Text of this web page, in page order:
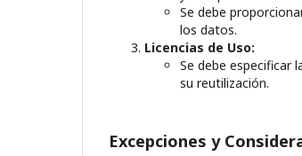
Se debe
los datos.
Licencias de Uso:
Se debe especificar
su reutilización.
Excepciones y